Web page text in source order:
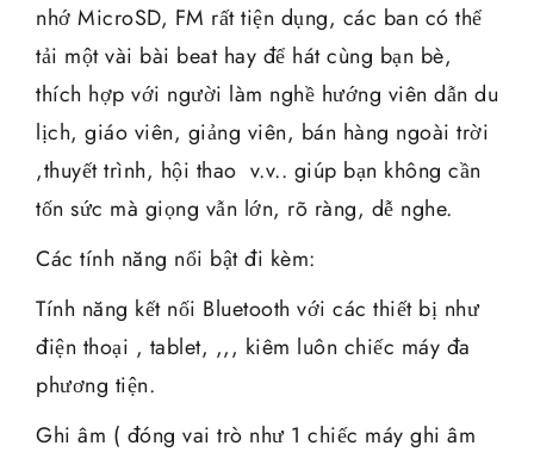
nhớ MicroSD, FM rất tiện dụng, các ban có thể
tải một vài bài beat hay để hát cùng bạn bè,
thích hợp với người làm nghề hướng viên dẫn du
lịch, giáo viên, giảng viên, bán hàng ngoài trời
,thuyết trình, hội thao v.v.. giúp bạn không cần
tốn sức mà giọng vẫn lớn, rõ ràng, dễ nghe.
Các tính năng nổi bật đi kèm:
Tính năng kết nối Bluetooth với các thiết bị như
điện thoại , tablet, ,,, kiêm luôn chiếc máy đa
phương tiện.
Ghi âm ( đóng vai trò như 1 chiếc máy ghi âm